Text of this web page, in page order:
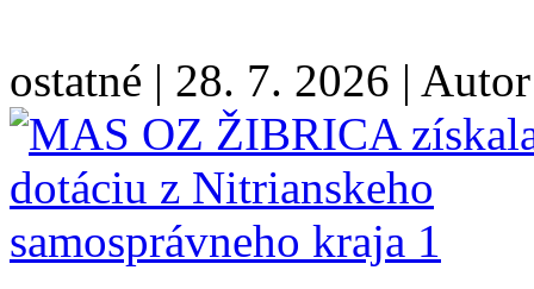
ostatné | 28. 7. 2026 |